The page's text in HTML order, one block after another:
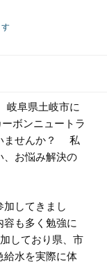
岐阜県土岐市に
ボンニュートラ
ませんか？ 私
、お悩み解決の
してきまし
容も多く勉強に
しており県、市
給水を実際に体